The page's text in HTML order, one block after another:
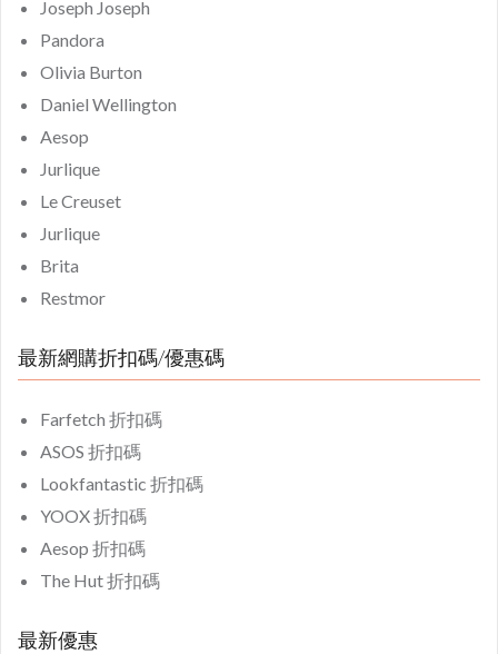
Joseph Joseph
Pandora
Olivia Burton
Daniel Wellington
Aesop
Jurlique
Le Creuset
Jurlique
Brita
Restmor
最新網購折扣碼/優惠碼
Farfetch 折扣碼
ASOS 折扣碼
Lookfantastic 折扣碼
YOOX 折扣碼
Aesop 折扣碼
The Hut 折扣碼
最新優惠